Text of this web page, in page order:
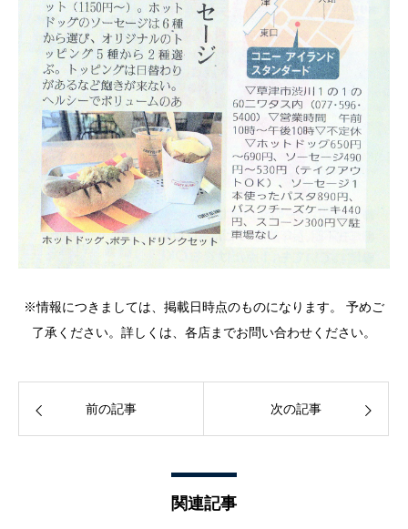
※情報につきましては、掲載日時点のものになります。 予めご
了承ください。詳しくは、各店までお問い合わせください。
前の記事 次の記事
関連記事